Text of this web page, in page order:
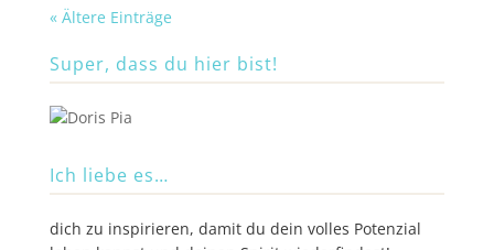
« Ältere Einträge
Super, dass du hier bist!
Ich liebe es…
dich zu inspirieren, damit du dein volles Potenzial